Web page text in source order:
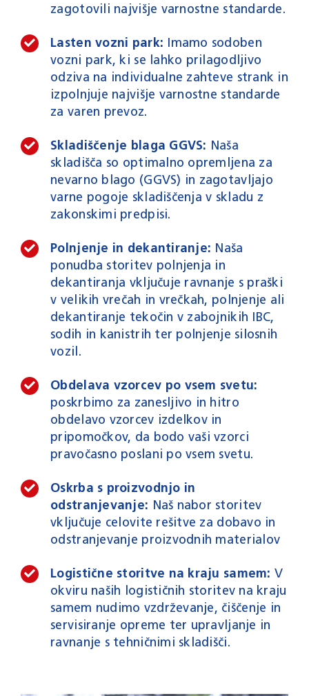
zagotovili najvišje varnostne standarde.
Lasten vozni park: Imamo sodoben
vozni park, ki se lahko prilagodljivo
odziva na individualne zahteve strank in
izpolnjuje najvišje varnostne standarde
za varen prevoz.
Skladiščenje blaga GGVS: Naša
skladišča so optimalno opremljena za
nevarno blago (GGVS) in zagotavljajo
varne pogoje skladiščenja v skladu z
zakonskimi predpisi.
Polnjenje in dekantiranje: Naša
ponudba storitev polnjenja in
dekantiranja vključuje ravnanje s praški
v velikih vrečah in vrečkah, polnjenje ali
dekantiranje tekočin v zabojnikih IBC,
sodih in kanistrih ter polnjenje silosnih
vozil.
Obdelava vzorcev po vsem svetu:
poskrbimo za zanesljivo in hitro
obdelavo vzorcev izdelkov in
pripomočkov, da bodo vaši vzorci
pravočasno poslani po vsem svetu.
Oskrba s proizvodnjo in
odstranjevanje: Naš nabor storitev
vključuje celovite rešitve za dobavo in
odstranjevanje proizvodnih materialov
Logistične storitve na kraju samem: V
okviru naših logističnih storitev na kraju
samem nudimo vzdrževanje, čiščenje in
servisiranje opreme ter upravljanje in
ravnanje s tehničnimi skladišči.